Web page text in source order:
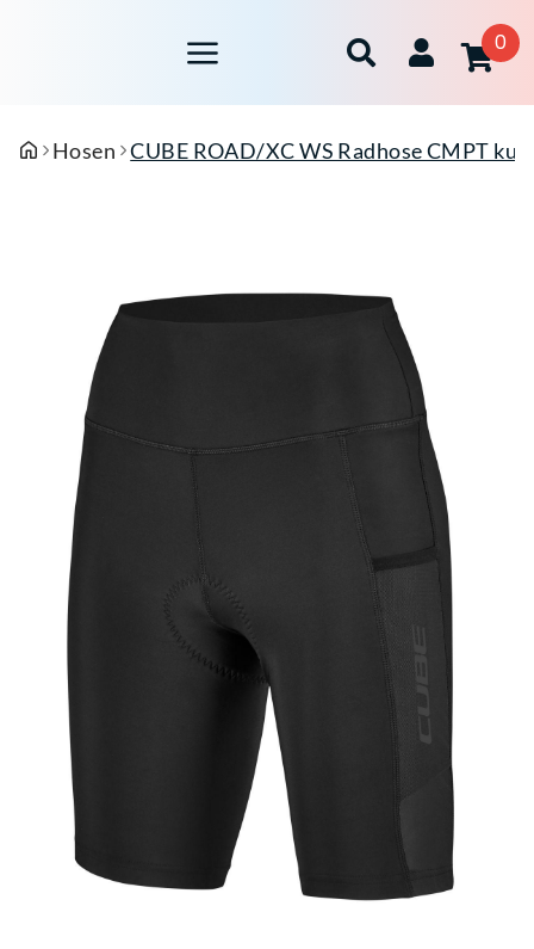
0
Hosen CUBE ROAD/XC WS Radhose CMPT